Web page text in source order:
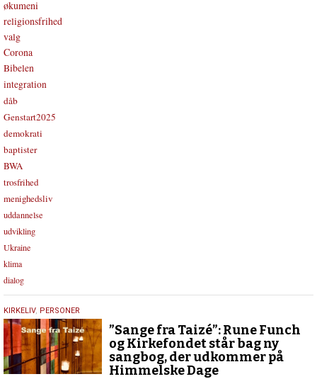
økumeni
religionsfrihed
valg
Corona
Bibelen
integration
dåb
Genstart2025
demokrati
baptister
BWA
trosfrihed
menighedsliv
uddannelse
udvikling
Ukraine
klima
dialog
19.
maj
2025
KIRKELIV, PERSONER
”Sange fra Taizé”: Rune Funch
og Kirkefondet står bag ny
sangbog, der udkommer på
Himmelske Dage